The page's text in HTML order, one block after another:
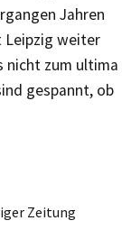
Jahren
Leipzig weiter
nicht zum ultima
gespannt, ob
Zeitung